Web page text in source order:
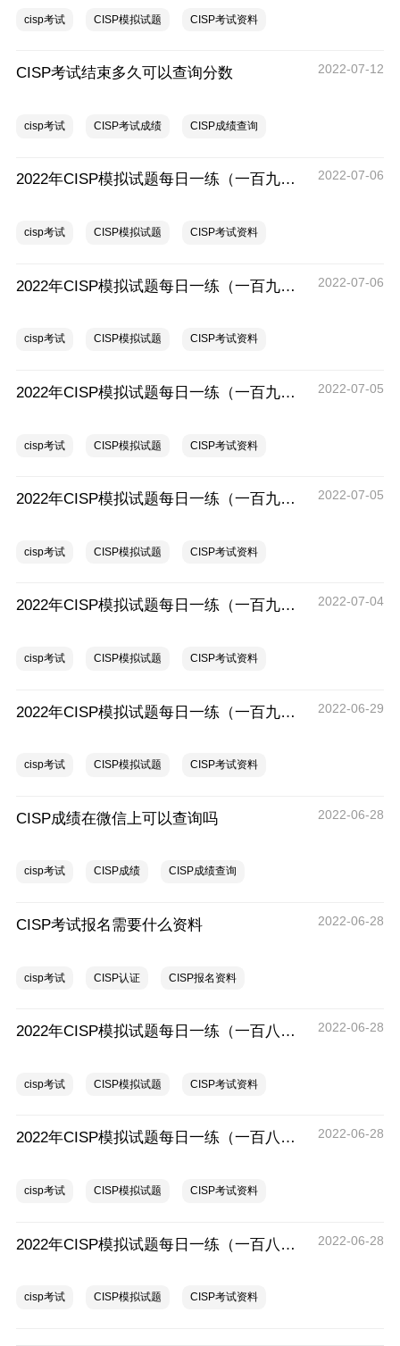
cisp考试 CISP模拟试题 CISP考试资料
CISP考试结束多久可以查询分数 2022-07-12
cisp考试 CISP考试成绩 CISP成绩查询
2022年CISP模拟试题每日一练（一百九十六） 2022-07-06
cisp考试 CISP模拟试题 CISP考试资料
2022年CISP模拟试题每日一练（一百九十五） 2022-07-06
cisp考试 CISP模拟试题 CISP考试资料
2022年CISP模拟试题每日一练（一百九十四） 2022-07-05
cisp考试 CISP模拟试题 CISP考试资料
2022年CISP模拟试题每日一练（一百九十三） 2022-07-05
cisp考试 CISP模拟试题 CISP考试资料
2022年CISP模拟试题每日一练（一百九十二） 2022-07-04
cisp考试 CISP模拟试题 CISP考试资料
2022年CISP模拟试题每日一练（一百九十一） 2022-06-29
cisp考试 CISP模拟试题 CISP考试资料
CISP成绩在微信上可以查询吗 2022-06-28
cisp考试 CISP成绩 CISP成绩查询
CISP考试报名需要什么资料 2022-06-28
cisp考试 CISP认证 CISP报名资料
2022年CISP模拟试题每日一练（一百八十九） 2022-06-28
cisp考试 CISP模拟试题 CISP考试资料
2022年CISP模拟试题每日一练（一百八十八） 2022-06-28
cisp考试 CISP模拟试题 CISP考试资料
2022年CISP模拟试题每日一练（一百八十七） 2022-06-28
cisp考试 CISP模拟试题 CISP考试资料